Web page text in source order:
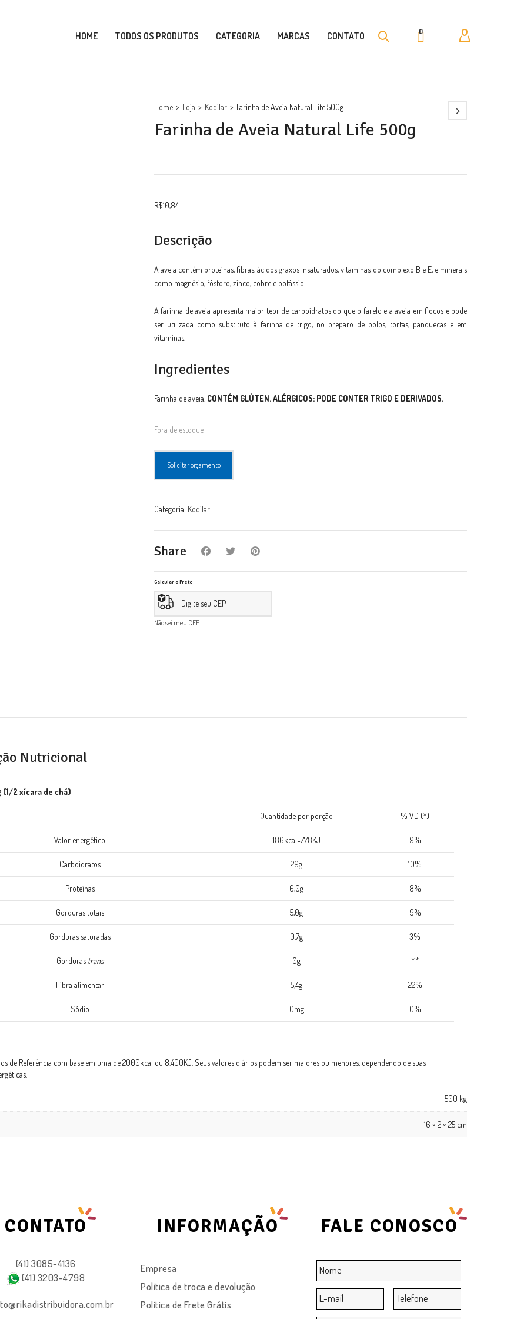
0
HOME TODOS OS PRODUTOS CATEGORIA MARCAS CONTATO
Home > Loja > Kodilar > Farinha de Aveia Natural Life 500g
Farinha de Aveia Natural Life 500g
R$10,84
Descrição
A aveia contém proteínas, fibras, ácidos graxos insaturados, vitaminas do complexo B e E, e minerais
como magnésio, fósforo, zinco, cobre e potássio.
A farinha de aveia apresenta maior teor de carboidratos do que o farelo e a aveia em flocos e pode
ser utilizada como substituto à farinha de trigo, no preparo de bolos, tortas, panquecas e em
vitaminas.
Ingredientes
Farinha de aveia. CONTÉM GLÚTEN.ALÉRGICOS: PODE CONTER TRIGO E DERIVADOS.
Fora de estoque
Solicitar orçamento
Categoria: Kodilar
Share
Calcular o Frete
Não sei meu CEP
Nutricional
(1/2 xícara de chá)
Quantidade por porção % VD (*)
Valor energético 186kcal=778KJ 9%
Carboidratos 29g 10%
Proteínas 6,0g 8%
Gorduras totais 5,0g 9%
Gorduras saturadas 0,7g 3%
Gorduras trans 0g **
Fibra alimentar 5,4g 22%
Sódio 0mg 0%
de Referência com base em uma de 2000kcal ou 8.400KJ. Seus valores diários podem ser maiores ou menores, dependendo de suas
500 kg
16 × 2 × 25 cm
CONTATO
(41) 3085-4136
(41) 3203-4798
INFORMAÇÃO
Empresa
Política de troca e devolução
Política de Frete Grátis
FALE CONOSCO
Nome *
E-
mail *
Telefone